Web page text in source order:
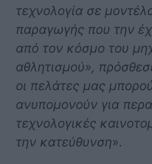
τεχνολογία σε
παραγωγής που την
από τον κόσμο του
αθλητισμού»,
οι πελάτες μας
ανυπομονούν για
τεχνολογικές
την κατεύθυνση».